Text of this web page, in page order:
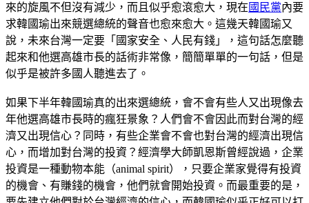
來的旋風不但沒有減少，而且似乎愈滾愈大，現在 國民黨內要
求韓國瑜出來競選總統的聲音也愈來愈大。這幾天韓國瑜又
說，未來台灣一定要「國家安全、人民有錢」，這句話怎麼聽
起來和他選高雄市長的話術非常像，簡簡單單的一句話，但是
似乎是被許多國人聽進去了。
如果下半年韓國瑜真的出來選總統，會不會有些人又出現像去
年他選高雄市長時的瘋狂景象？人們會不會因此而對台灣的經
濟又出現信心？同時，有些企業會不會也對台灣的經濟出現信
心，而增加對台灣的投資？經濟學大師凱恩斯曾經說過，企業
投資是一種動物本能（animal spirit），只要企業家覺得有投資
的機會、有賺錢的機會，他們就會開始投資。而最重要的是，